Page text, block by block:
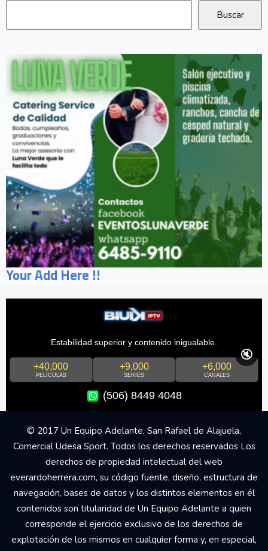
Your Add Here !!
Estabilidad superior y contenido inigualable.
+40,000
PELÍCULAS
+9,000
SERIES
+6,000
CANALES
(506) 8449 4048
🔇
© 2017 Un Equipo Adelante, San Rafael de Alajuela,
Comercial Udesa Sport. Todos los derechos reservados Los
derechos de propiedad intelectual del web
everardoherrera.com, su código fuente, diseño, estructura de
navegación, bases de datos y los distintos elementos en él
contenidos son titularidad de Un Equipo Adelante a quien
corresponde el ejercicio exclusivo de los derechos de
explotación de los mismos en cualquier forma y, en especial,